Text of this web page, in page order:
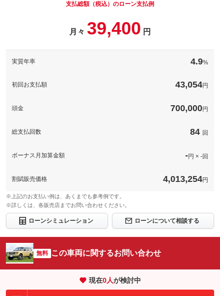
支払総額（税込）のローン支払例
月々 39,400 円
実質年率 4.9%
初回お支払額 43,054円
頭金 700,000円
総支払回数 84 回
ボーナス月加算金額 -円 × -回
割賦販売価格 4,013,254円
※上記のお支払い例は、あくまでも参考例です。
※詳しくは、各販売店までお問い合わせください。
ローンシミュレーション ローンについて相談する
無料 この車両に関するお問い合わせ
現在0人が検討中